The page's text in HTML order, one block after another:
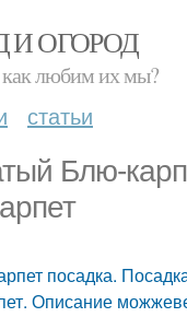
И ОГОРОД
как любим их мы?
статьи
Блю-
посадка.
Описание